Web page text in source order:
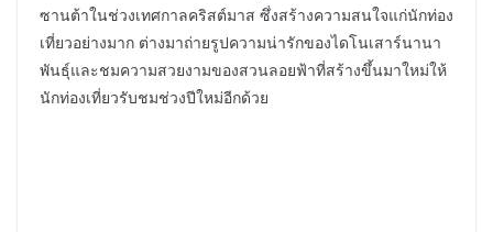
ซานต้าในช่วงเทศกาลคริสต์มาส ซึ่งสร้างความสนใจแก่นักท่อง
เที่ยวอย่างมาก ต่างมาถ่ายรูปความน่ารักของไดโนเสาร์นานา
พันธุ์และชมความสวยงามของสวนลอยฟ้าที่สร้างขึ้นมาใหม่ให้
นักท่องเที่ยวรับชมช่วงปีใหม่อีกด้วย